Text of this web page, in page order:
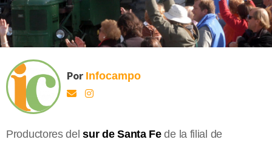
Por Infocampo
Productores delsur de Santa Fede la filial de